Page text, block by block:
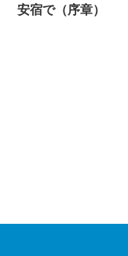
安宿で（序章）